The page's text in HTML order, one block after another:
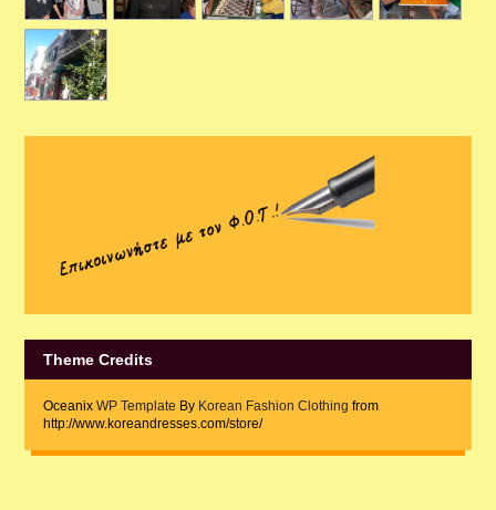
Theme Credits
Oceanix WP Template By Korean Fashion Clothing from
http://www.koreandresses.com/store/